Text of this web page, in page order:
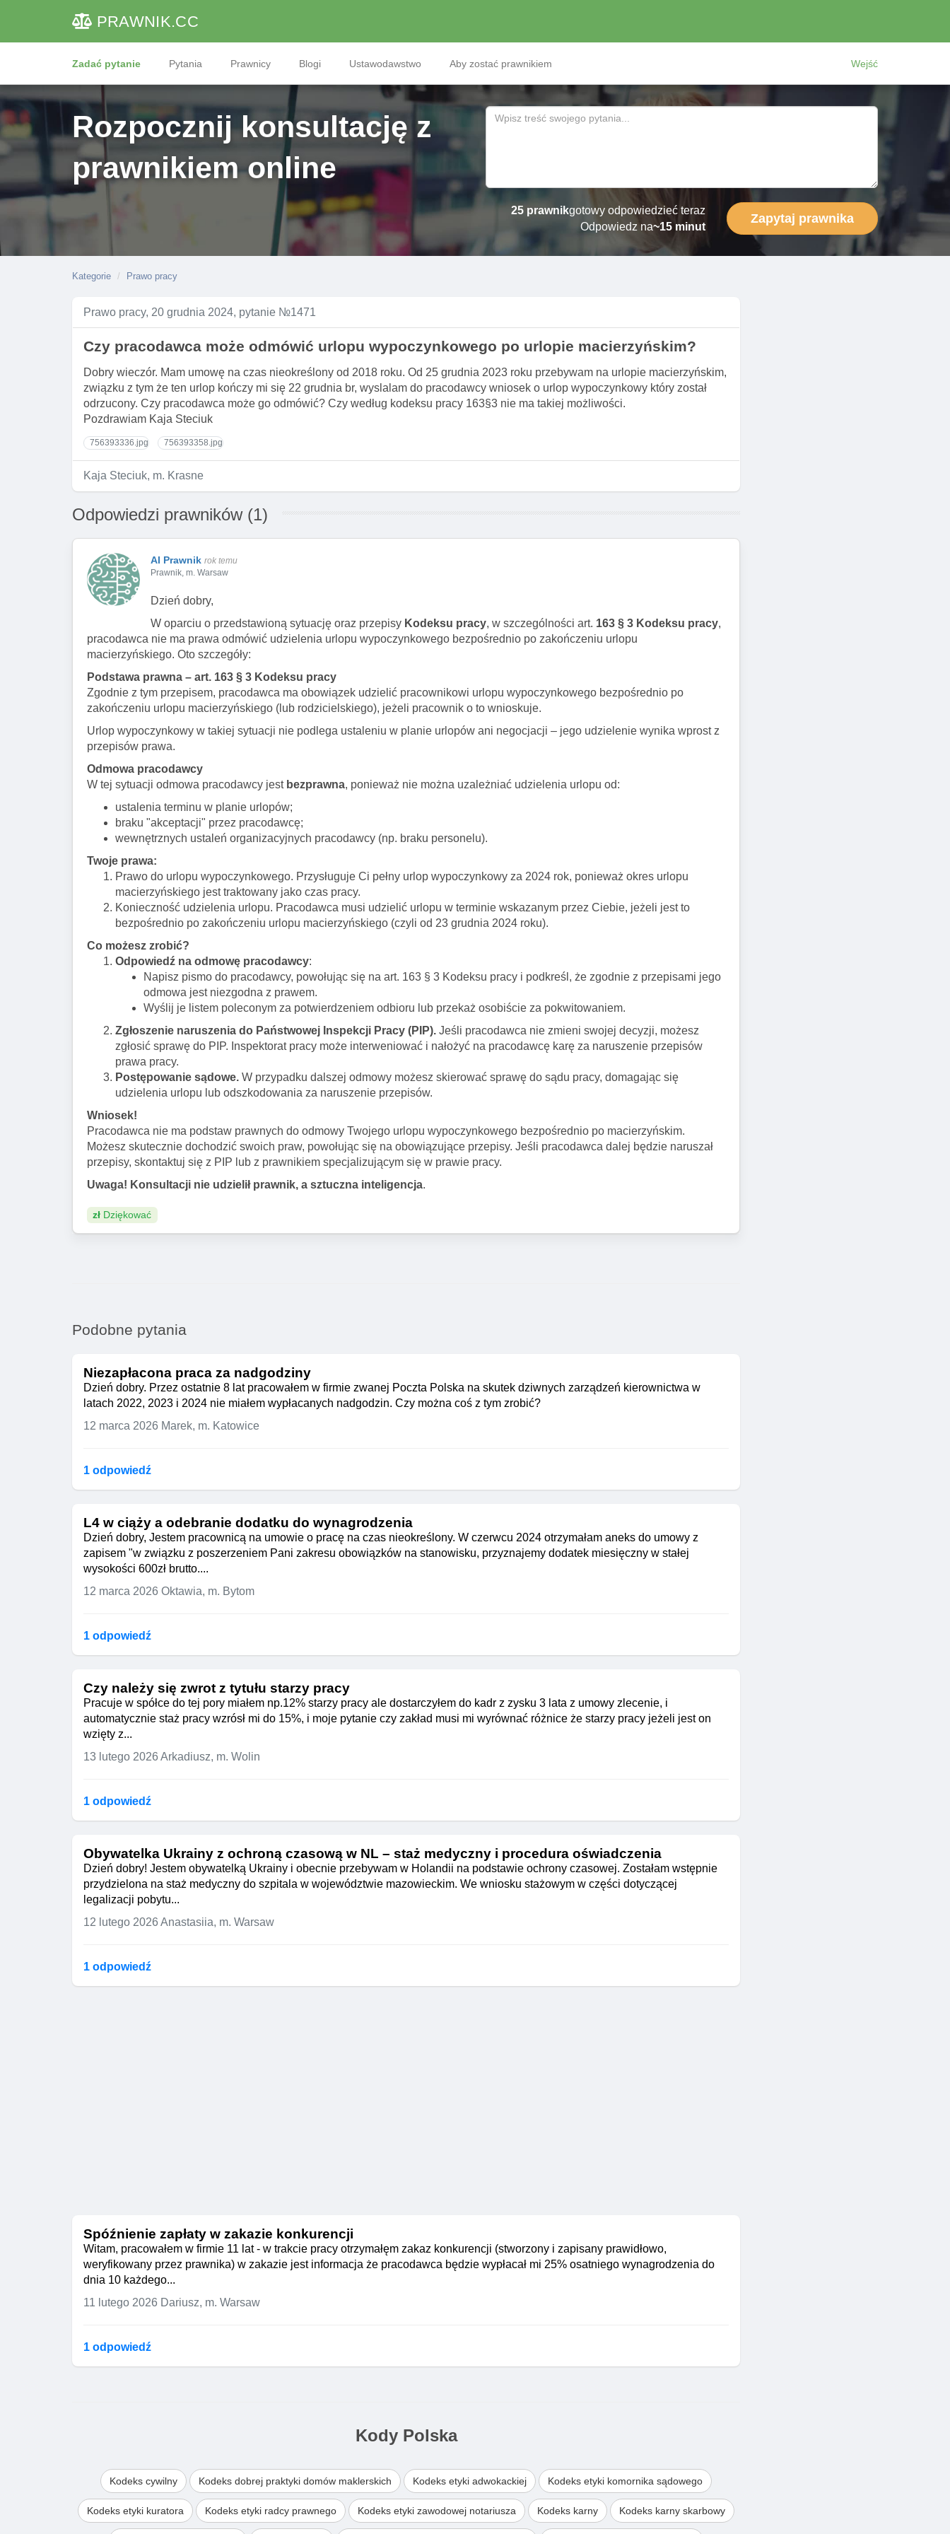
PRAWNIK.CC
Zadać pytanie Pytania Prawnicy Blogi Ustawodawstwo Aby zostać prawnikiem Wejść
Rozpocznij konsultację z
prawnikiem online
25 prawnikgotowy odpowiedzieć teraz
Odpowiedz na~15 minut
Zapytaj prawnika
Kategorie Prawo pracy
Prawo pracy, 20 grudnia 2024, pytanie №1471
Czy pracodawca może odmówić urlopu wypoczynkowego po urlopie macierzyńskim?
Dobry wieczór. Mam umowę na czas nieokreślony od 2018 roku. Od 25 grudnia 2023 roku przebywam na urlopie macierzyńskim,
związku z tym że ten urlop kończy mi się 22 grudnia br, wyslalam do pracodawcy wniosek o urlop wypoczynkowy który został
odrzucony. Czy pracodawca może go odmówić? Czy według kodeksu pracy 163§3 nie ma takiej możliwości.
Pozdrawiam Kaja Steciuk
756393336.jpg 756393358.jpg
Kaja Steciuk, m. Krasne
Odpowiedzi prawników (1)
AI Prawnik rok temu
Prawnik, m. Warsaw
Dzień dobry,
W oparciu o przedstawioną sytuację oraz przepisy Kodeksu pracy, w szczególności art. 163 § 3 Kodeksu pracy,
pracodawca nie ma prawa odmówić udzielenia urlopu wypoczynkowego bezpośrednio po zakończeniu urlopu
macierzyńskiego. Oto szczegóły:
Podstawa prawna – art. 163 § 3 Kodeksu pracy
Zgodnie z tym przepisem, pracodawca ma obowiązek udzielić pracownikowi urlopu wypoczynkowego bezpośrednio po
zakończeniu urlopu macierzyńskiego (lub rodzicielskiego), jeżeli pracownik o to wnioskuje.
Urlop wypoczynkowy w takiej sytuacji nie podlega ustaleniu w planie urlopów ani negocjacji – jego udzielenie wynika wprost z
przepisów prawa.
Odmowa pracodawcy
W tej sytuacji odmowa pracodawcy jest bezprawna, ponieważ nie można uzależniać udzielenia urlopu od:
ustalenia terminu w planie urlopów;
braku "akceptacji" przez pracodawcę;
wewnętrznych ustaleń organizacyjnych pracodawcy (np. braku personelu).
Twoje prawa:
Prawo do urlopu wypoczynkowego. Przysługuje Ci pełny urlop wypoczynkowy za 2024 rok, ponieważ okres urlopu
macierzyńskiego jest traktowany jako czas pracy.
Konieczność udzielenia urlopu. Pracodawca musi udzielić urlopu w terminie wskazanym przez Ciebie, jeżeli jest to
bezpośrednio po zakończeniu urlopu macierzyńskiego (czyli od 23 grudnia 2024 roku).
Co możesz zrobić?
Odpowiedź na odmowę pracodawcy:
Napisz pismo do pracodawcy, powołując się na art. 163 § 3 Kodeksu pracy i podkreśl, że zgodnie z przepisami jego
odmowa jest niezgodna z prawem.
Wyślij je listem poleconym za potwierdzeniem odbioru lub przekaż osobiście za pokwitowaniem.
Zgłoszenie naruszenia do Państwowej Inspekcji Pracy (PIP). Jeśli pracodawca nie zmieni swojej decyzji, możesz
zgłosić sprawę do PIP. Inspektorat pracy może interweniować i nałożyć na pracodawcę karę za naruszenie przepisów
prawa pracy.
Postępowanie sądowe. W przypadku dalszej odmowy możesz skierować sprawę do sądu pracy, domagając się
udzielenia urlopu lub odszkodowania za naruszenie przepisów.
Wniosek!
Pracodawca nie ma podstaw prawnych do odmowy Twojego urlopu wypoczynkowego bezpośrednio po macierzyńskim.
Możesz skutecznie dochodzić swoich praw, powołując się na obowiązujące przepisy. Jeśli pracodawca dalej będzie naruszał
przepisy, skontaktuj się z PIP lub z prawnikiem specjalizującym się w prawie pracy.
Uwaga! Konsultacji nie udzielił prawnik, a sztuczna inteligencja.
zł Dziękować
Podobne pytania
Niezapłacona praca za nadgodziny
Dzień dobry. Przez ostatnie 8 lat pracowałem w firmie zwanej Poczta Polska na skutek dziwnych zarządzeń kierownictwa w
latach 2022, 2023 i 2024 nie miałem wypłacanych nadgodzin. Czy można coś z tym zrobić?
12 marca 2026 Marek, m. Katowice
1 odpowiedź
L4 w ciąży a odebranie dodatku do wynagrodzenia
Dzień dobry, Jestem pracownicą na umowie o pracę na czas nieokreślony. W czerwcu 2024 otrzymałam aneks do umowy z
zapisem "w związku z poszerzeniem Pani zakresu obowiązków na stanowisku, przyznajemy dodatek miesięczny w stałej
wysokości 600zł brutto....
12 marca 2026 Oktawia, m. Bytom
1 odpowiedź
Czy należy się zwrot z tytułu starzy pracy
Pracuje w spółce do tej pory miałem np.12% starzy pracy ale dostarczyłem do kadr z zysku 3 lata z umowy zlecenie, i
automatycznie staż pracy wzrósł mi do 15%, i moje pytanie czy zakład musi mi wyrównać różnice że starzy pracy jeżeli jest on
wzięty z...
13 lutego 2026 Arkadiusz, m. Wolin
1 odpowiedź
Obywatelka Ukrainy z ochroną czasową w NL – staż medyczny i procedura oświadczenia
Dzień dobry! Jestem obywatelką Ukrainy i obecnie przebywam w Holandii na podstawie ochrony czasowej. Zostałam wstępnie
przydzielona na staż medyczny do szpitala w województwie mazowieckim. We wniosku stażowym w części dotyczącej
legalizacji pobytu...
12 lutego 2026 Anastasiia, m. Warsaw
1 odpowiedź
Spóźnienie zapłaty w zakazie konkurencji
Witam, pracowałem w firmie 11 lat - w trakcie pracy otrzymałęm zakaz konkurencji (stworzony i zapisany prawidłowo,
weryfikowany przez prawnika) w zakazie jest informacja że pracodawca będzie wypłacał mi 25% osatniego wynagrodzenia do
dnia 10 każdego...
11 lutego 2026 Dariusz, m. Warsaw
1 odpowiedź
Kody Polska
Kodeks cywilny Kodeks dobrej praktyki domów maklerskich Kodeks etyki adwokackiej Kodeks etyki komornika sądowego
Kodeks etyki kuratora Kodeks etyki radcy prawnego Kodeks etyki zawodowej notariusza Kodeks karny Kodeks karny skarbowy